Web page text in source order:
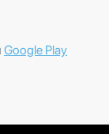
Google Play